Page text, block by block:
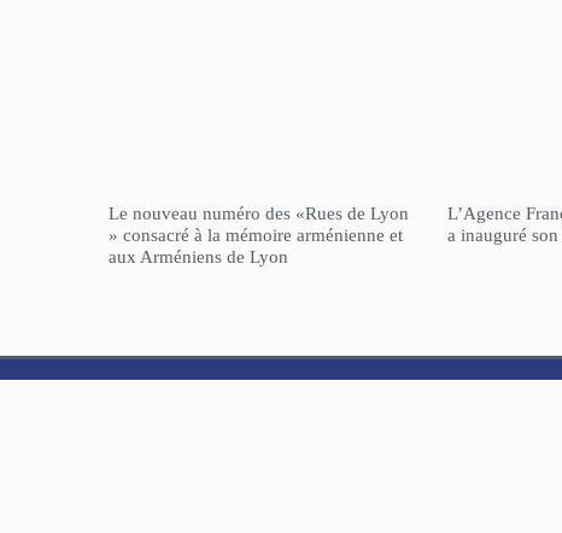
Le nouveau numéro des «Rues de Lyon
» consacré à la mémoire arménienne et
aux Arméniens de Lyon
L’Agence
a inauguré